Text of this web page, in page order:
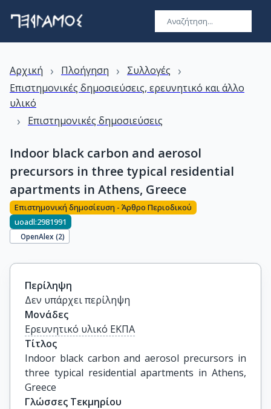
Αρχική › Πλοήγηση › Συλλογές ›
Επιστημονικές δημοσιεύσεις, ερευνητικό και άλλο
υλικό
› Επιστημονικές δημοσιεύσεις
Indoor black carbon and aerosol
precursors in three typical residential
apartments in Athens, Greece
Επιστημονική δημοσίευση - Άρθρο Περιοδικού
uoadl:2981991
OpenAlex (2)
Περίληψη
Δεν υπάρχει περίληψη
Μονάδες
Ερευνητικό υλικό ΕΚΠΑ
Τίτλος
Indoor black carbon and aerosol precursors in
three typical residential apartments in Athens,
Greece
Γλώσσες Τεκμηρίου